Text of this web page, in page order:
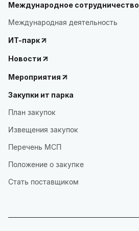
Международное сотрудничество
Международная деятельность
ИТ-парк
Новости
Мероприятия
Закупки ит парка
План закупок
Извещения закупок
Перечень МСП
Положение о закупке
Стать поставщиком